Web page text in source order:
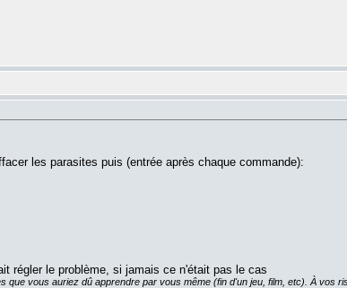
les parasites puis (entrée après chaque commande):
régler le problème, si jamais ce n'était pas le cas
que vous auriez dû apprendre par vous même (fin d'un jeu, film, etc). À vos